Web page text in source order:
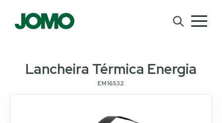
Lancheira Térmica Energia
EM16532